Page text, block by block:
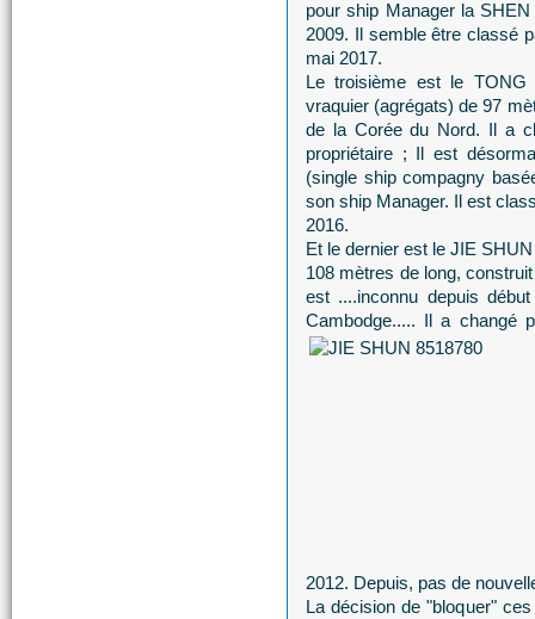
pour ship Manager la
2009. Il semble être classé
mai 2017.
Le troisième est le
vraquier (agrégats) de 97
de la Corée du Nord. Il a
propriétaire ; Il est
(single ship compagny
son ship Manager. Il est
2016.
Et le dernier est le JIE
108 mètres de long,
est ....inconnu depuis
Cambodge..... Il a changé
2012. Depuis, pas de
La décision de "bloquer"